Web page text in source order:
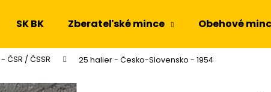
SK BK Zberateľské mince Obehové
ČSR / ČSSR 25 halier - Česko-Slovensko - 1954
Čo potrebujete nájsť?